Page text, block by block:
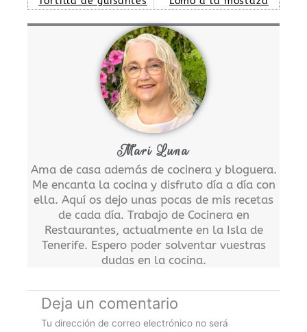
Mari Luna
Ama de casa además de cocinera y bloguera.
Me encanta la cocina y disfruto día a día con
ella. Aquí os dejo unas pocas de mis recetas
de cada día. Trabajo de Cocinera en
Restaurantes, actualmente en la Isla de
Tenerife. Espero poder solventar vuestras
dudas en la cocina.
Deja un comentario
Tu dirección de correo electrónico no será